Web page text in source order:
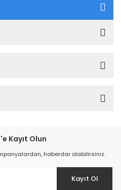
Kayıt Olun
haberdar olabilirsiniz.
Kayıt Ol